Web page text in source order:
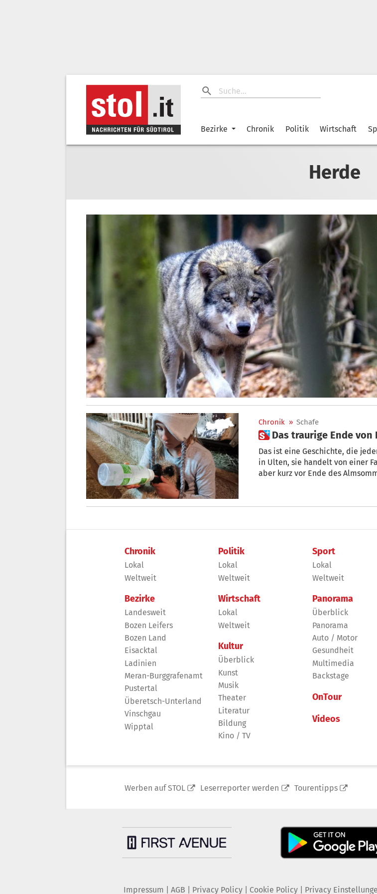
Bezirke Chronik Politik Wirtschaft
Herde
Chronik » Schafe
 Das traurige Ende
Das ist eine Geschichte, die
in Ulten, sie handelt von einer
aber kurz vor Ende des
Chronik
Lokal
Weltweit
Bezirke
Landesweit
Bozen Leifers
Bozen Land
Eisacktal
Ladinien
Meran-Burggrafenamt
Pustertal
Überetsch-Unterland
Vinschgau
Wipptal
Politik
Lokal
Weltweit
Wirtschaft
Lokal
Weltweit
Kultur
Überblick
Kunst
Musik
Theater
Literatur
Bildung
Kino / TV
Sport
Lokal
Weltweit
Panorama
Überblick
Panorama
Auto / Motor
Gesundheit
Multimedia
Backstage
OnTour
Videos
Werben auf STOL Leserreporter werden Tourentipps
Impressum AGB Privacy Policy| Cookie Policy| Privacy